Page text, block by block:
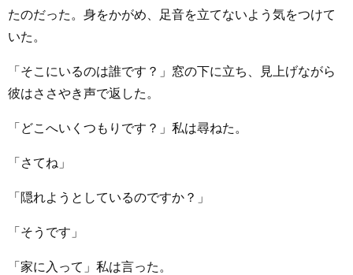
たのだった。身をかがめ、足音を立てないよう気をつけて
いた。
「そこにいるのは誰です？」窓の下に立ち、見上げながら
彼はささやき声で返した。
「どこへいくつもりです？」私は尋ねた。
「さてね」
「隠れようとしているのですか？」
「そうです」
「家に入って」私は言った。